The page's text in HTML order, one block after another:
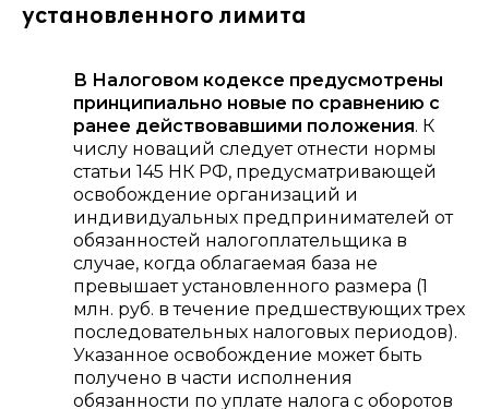
установленного лимита
В Налоговом кодексе предусмотрены
принципиально новые по сравнению с
ранее действовавшими положения. К
числу новаций следует отнести нормы
статьи 145 НК РФ, предусматривающей
освобождение организаций и
индивидуальных предпринимателей от
обязанностей налогоплательщика в
случае, когда облагаемая база не
превышает установленного размера (1
млн. руб. в течение предшествующих трех
последовательных налоговых периодов).
Указанное освобождение может быть
получено в части исполнения
обязанности по уплате налога с оборотов